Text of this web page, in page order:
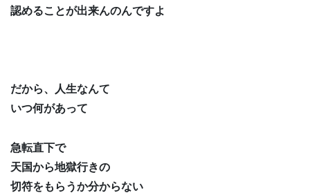
認めることが出来んのんですよ
だから、人生なんて
いつ何があって
急転直下で
天国から地獄行きの
切符をもらうか分からない